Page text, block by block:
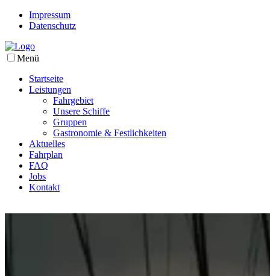
Impressum
Datenschutz
Menü
Startseite
Leistungen
Fahrgebiet
Unsere Schiffe
Gruppen
Gastronomie & Festlichkeiten
Aktuelles
Fahrplan
FAQ
Jobs
Kontakt